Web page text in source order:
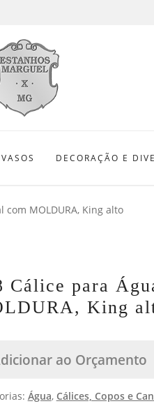
DECORAÇÃO E
com MOLDURA, King alto
Cálice para
King
ao Orçamento
Água, Cálices, Copos e